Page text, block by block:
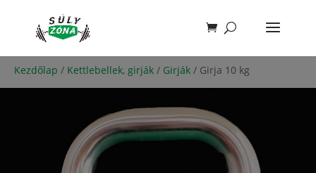
Kezdőlap / Kettlebellek, girják / Girják / Girja 10 kg